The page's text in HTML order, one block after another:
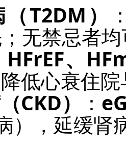
T2DM）
无禁忌者
HFrEF、
低心衰住
CKD）
：
），延缓肾